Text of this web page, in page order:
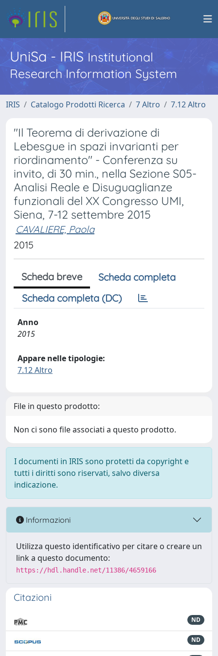
UniSa - IRISInstitutional
Research Information System
IRIS Catalogo Prodotti Ricerca 7 Altro 7.12 Altro
"Il Teorema di derivazione di
Lebesgue in spazi invarianti per
riordinamento" - Conferenza su
invito, di 30 min., nella Sezione S05-
Analisi Reale e Disuguaglianze
funzionali del XX Congresso UMI,
Siena, 7-12 settembre 2015
CAVALIERE, Paola
2015
Scheda breve
Scheda completa
Scheda completa (DC)
Anno
2015
Appare nelle tipologie:
7.12 Altro
File in questo prodotto:
Non ci sono file associati a questo prodotto.
I documenti in IRIS sono protetti da copyright e
tutti i diritti sono riservati, salvo diversa
indicazione.
Informazioni
Utilizza questo identificativo per citare o creare un
link a questo documento:
https://hdl.handle.net/11386/4659166
Citazioni
ND
ND